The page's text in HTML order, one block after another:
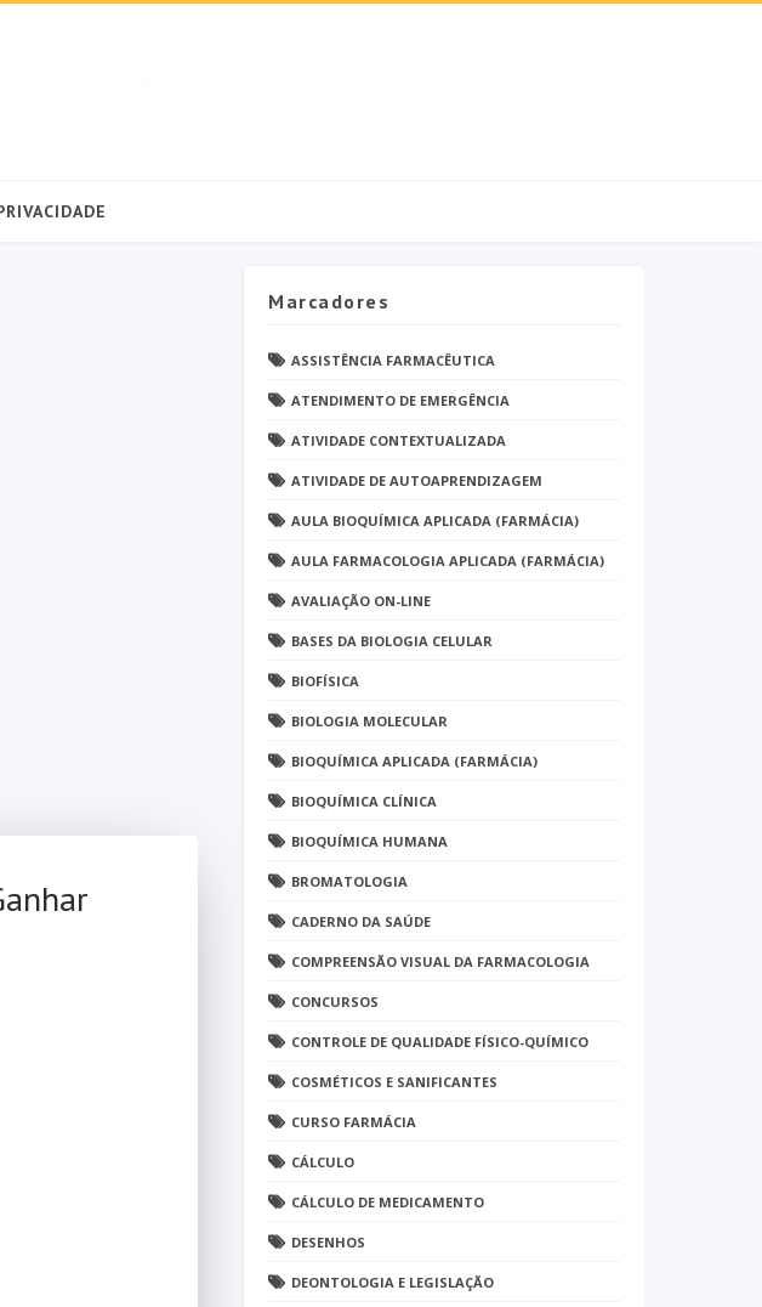
Marcadores
ASSISTÊNCIA FARMACÊUTICA
ATENDIMENTO DE EMERGÊNCIA
ATIVIDADE CONTEXTUALIZADA
ATIVIDADE DE AUTOAPRENDIZAGEM
AULA BIOQUÍMICA APLICADA (FARMÁCIA)
AULA FARMACOLOGIA APLICADA (FARMÁCIA)
AVALIAÇÃO ON-LINE
BASES DA BIOLOGIA CELULAR
BIOFÍSICA
BIOLOGIA MOLECULAR
BIOQUÍMICA APLICADA (FARMÁCIA)
BIOQUÍMICA CLÍNICA
BIOQUÍMICA HUMANA
BROMATOLOGIA
CADERNO DA SAÚDE
COMPREENSÃO VISUAL DA FARMACOLOGIA
CONCURSOS
CONTROLE DE QUALIDADE FÍSICO-QUÍMICO
COSMÉTICOS E SANIFICANTES
CURSO FARMÁCIA
CÁLCULO
CÁLCULO DE MEDICAMENTO
DESENHOS
DEONTOLOGIA E LEGISLAÇÃO